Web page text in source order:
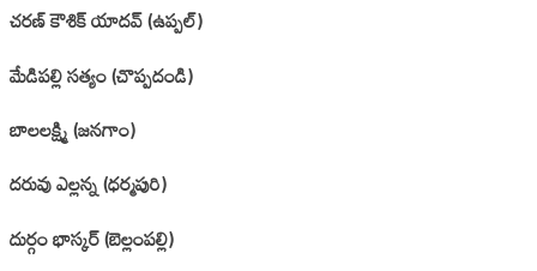
చరణ్‌ కౌశిక్‌ యాదవ్‌ (ఉప్పల్‌)
మేడిపల్లి సత్యం (చొప్పదండి)
బాలలక్ష్మి (జనగాం)
దరువు ఎల్లన్న (ధర్మపురి)
దుర్గం భాస్కర్‌ (బెల్లంపల్లి)